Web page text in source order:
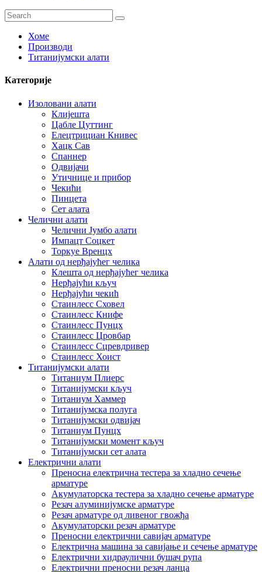
Хоме
Производи
Титанијумски алати
Категорије
Изоловани алати
Клијешта
Цабле Цуттинг
Елецтрициан Книвес
Хацк Сав
Спаннер
Одвијачи
Утичнице и прибор
Чекићи
Пинцета
Сет алата
Челични алати
Челични Јумбо алати
Импацт Соцкет
Торкуе Вренцх
Алати од нерђајућег челика
Клешта од нерђајућег челика
Нерђајући кључ
Нерђајући чекић
Стаинлесс Сховел
Стаинлесс Книфе
Стаинлесс Пунцх
Стаинлесс Цровбар
Стаинлесс Сцревдривер
Стаинлесс Хоист
Титанијумски алати
Титаниум Плиерс
Титанијумски кључ
Титаниум Хаммер
Титанијумска полуга
Титанијумски одвијач
Титаниум Пунцх
Титанијумски момент кључ
Титанијумски сет алата
Електрични алати
Преносна електрична тестера за хладно сечење
арматуре
Акумулаторска тестера за хладно сечење арматуре
Резач алуминијумске арматуре
Резач арматуре од ливеног гвожђа
Акумулаторски резач арматуре
Преносни електрични савијач арматуре
Електрична машина за савијање и сечење арматуре
Електрични хидраулични бушач рупа
Електрични преносни резач ланца